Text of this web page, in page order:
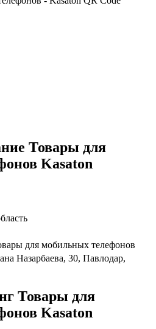
Товары для
Kasaton
для мобильных телефонов
Назарбаева, 30, Павлодар,
Товары для
Kasaton